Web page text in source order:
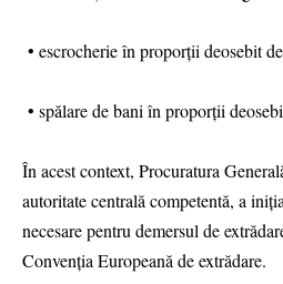
• escrocherie în proporții deosebit
• spălare de bani în proporții
În acest context, Procuratura
autoritate centrală competentă, a
necesare pentru demersul de
Convenția Europeană de extrădare.